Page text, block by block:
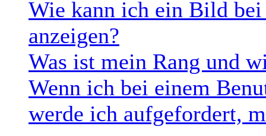
Wie kann ich ein Bild
anzeigen?
Was ist mein Rang und
Wenn ich bei einem
werde ich aufgefordert,